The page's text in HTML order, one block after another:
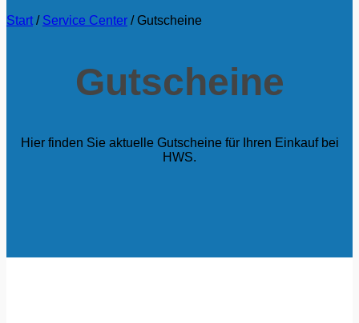
Start / Service Center /Gutscheine
Gutscheine
Hier finden Sie aktuelle Gutscheine für Ihren Einkauf bei
HWS.